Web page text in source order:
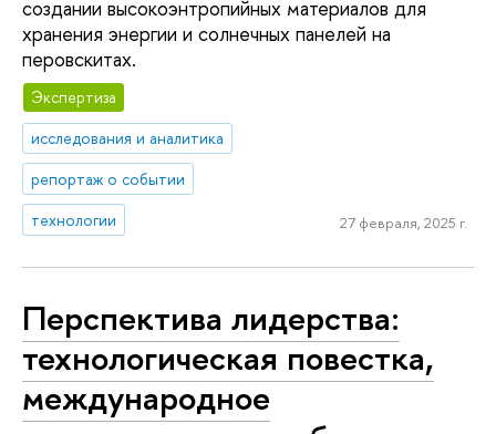
создании высокоэнтропийных материалов для
хранения энергии и солнечных панелей на
перовскитах.
Экспертиза
исследования и аналитика
репортаж о событии
технологии
27 февраля, 2025 г.
Перспектива лидерства:
технологическая повестка,
международное